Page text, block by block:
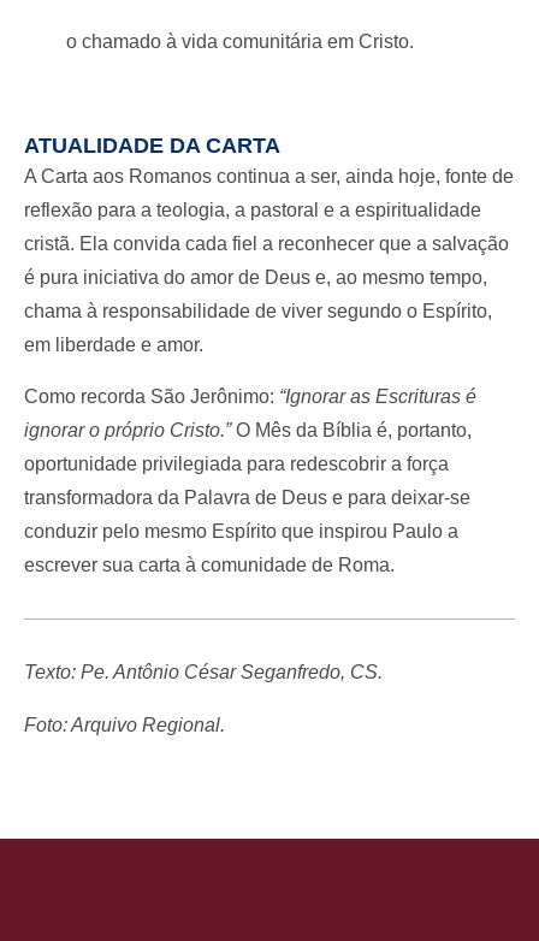
o chamado à vida comunitária em Cristo.
ATUALIDADE DA CARTA
A Carta aos Romanos continua a ser, ainda hoje, fonte de
reflexão para a teologia, a pastoral e a espiritualidade
cristã. Ela convida cada fiel a reconhecer que a salvação
é pura iniciativa do amor de Deus e, ao mesmo tempo,
chama à responsabilidade de viver segundo o Espírito,
em liberdade e amor.
Como recorda São Jerônimo: “Ignorar as Escrituras é
ignorar o próprio Cristo.”O Mês da Bíblia é, portanto,
oportunidade privilegiada para redescobrir a força
transformadora da Palavra de Deus e para deixar-se
conduzir pelo mesmo Espírito que inspirou Paulo a
escrever sua carta à comunidade de Roma.
Texto: Pe. Antônio César Seganfredo, CS.
Foto: Arquivo Regional.